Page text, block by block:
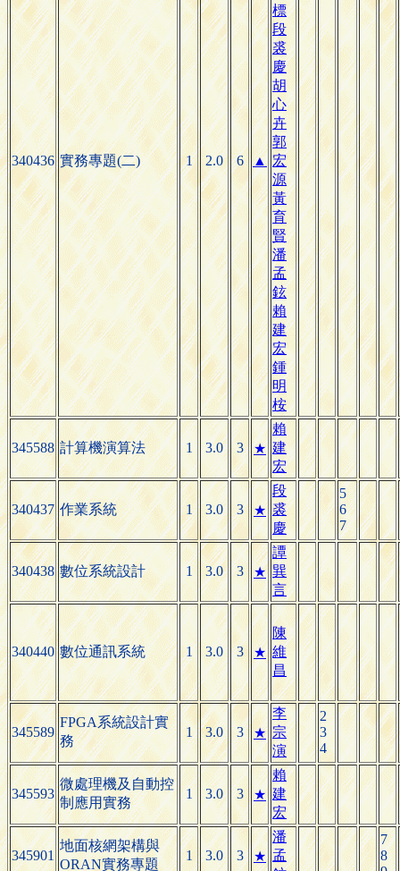
340436 實務專題(二) 1 2.0 6 ▲
標
段
裘
慶
胡
心
卉
郭
宏
源
黃
育
賢
潘
孟
鉉
賴
建
宏
鍾
明
桉
345588 計算機演算法 1 3.0 3 ★
賴
建
宏
340437 作業系統 1 3.0 3 ★
段
裘
慶
5
6
7
340438 數位系統設計 1 3.0 3 ★
譚
巽
言
340440 數位通訊系統 1 3.0 3 ★
陳
維
昌
345589
FPGA系統設計實
務
1 3.0 3 ★
李
宗
演
2
3
4
345593
微處理機及自動控
制應用實務
1 3.0 3 ★
賴
建
宏
345901
地面核網架構與
ORAN實務專題
1 3.0 3 ★
潘
孟
7
8